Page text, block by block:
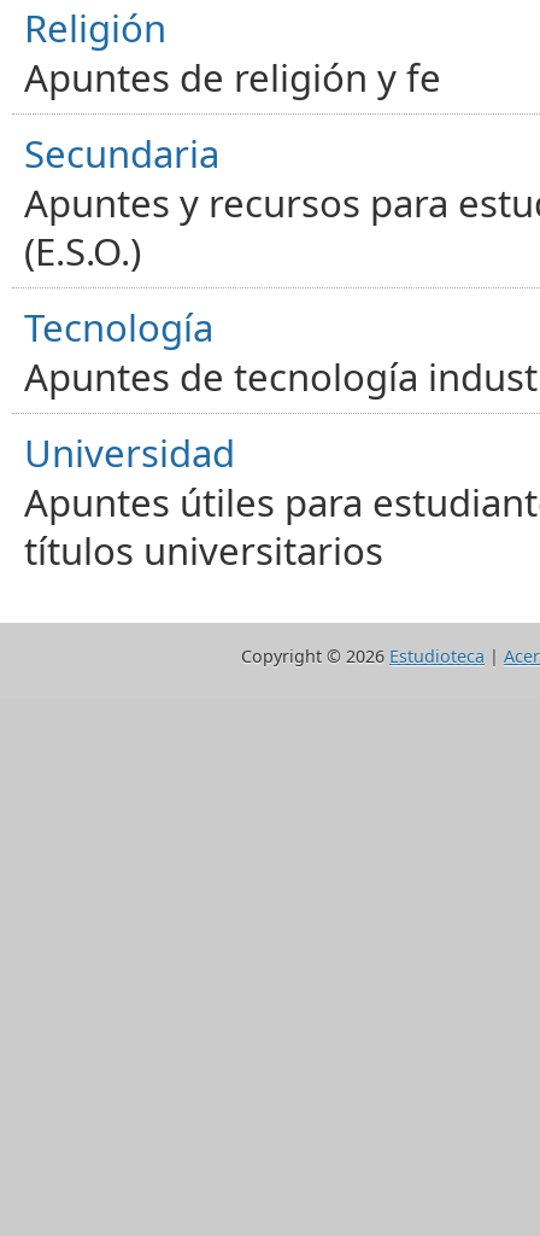
Religión
Apuntes de religión y fe
Secundaria
Apuntes y recursos para
(E.S.O.)
Tecnología
Apuntes de tecnología
Universidad
Apuntes útiles para
títulos universitarios
Copyright © 2026 Estudioteca |